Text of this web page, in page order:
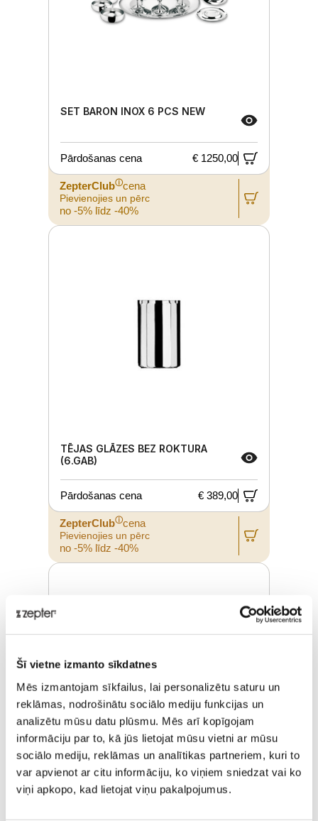
Šī vietne izmanto sīkdatnes
Mēs izmantojam sīkfailus, lai personalizētu saturu un
reklāmas, nodrošinātu sociālo mediju funkcijas un
analizētu mūsu datu plūsmu. Mēs arī kopīgojam
informāciju par to, kā jūs lietojat mūsu vietni ar mūsu
sociālo mediju, reklāmas un analītikas partneriem, kuri to
var apvienot ar citu informāciju, ko viņiem sniedzat vai ko
viņi apkopo, kad lietojat viņu pakalpojumus.
SET BARON INOX 6 PCS NEW
Pārdošanas cena € 1250,00
ZepterClubⓘcena
Pievienojies un pērc
no -5% līdz -40%
TĒJAS GLĀZES BEZ ROKTURA
(6.GAB)
Pārdošanas cena € 389,00
ZepterClubⓘcena
Pievienojies un pērc
no -5% līdz -40%
PRINCE DECOR GOLD PLATED 6
PERSONĀM